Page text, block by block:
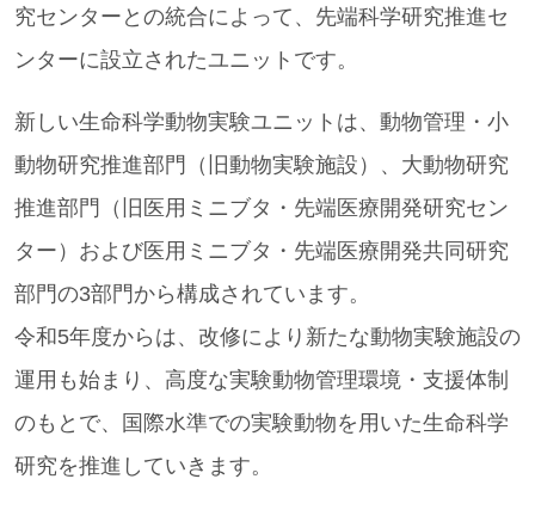
究センターとの統合によって、先端科学研究推進セ
ンターに設立されたユニットです。
新しい生命科学動物実験ユニットは、動物管理・小
動物研究推進部門（旧動物実験施設）、大動物研究
推進部門（旧医用ミニブタ・先端医療開発研究セン
ター）および医用ミニブタ・先端医療開発共同研究
部門の3部門から構成されています。
令和5年度からは、改修により新たな動物実験施設の
運用も始まり、高度な実験動物管理環境・支援体制
のもとで、国際水準での実験動物を用いた生命科学
研究を推進していきます。